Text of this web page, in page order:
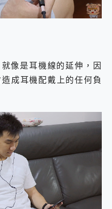
像是耳機線的延伸，因
成耳機配戴上的任何負